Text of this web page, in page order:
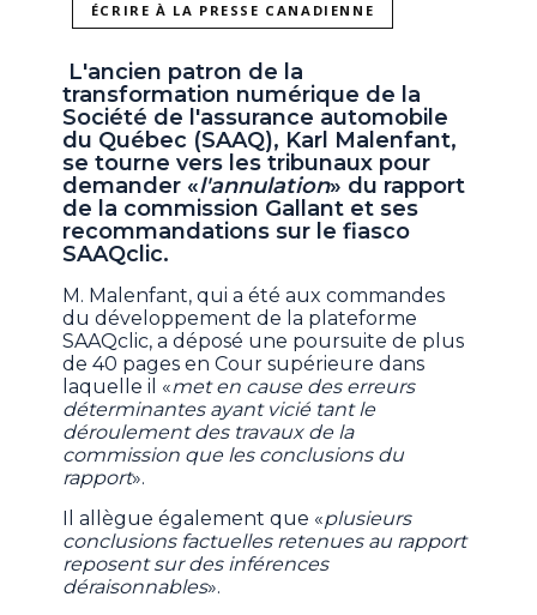
ÉCRIRE À LA PRESSE CANADIENNE
L'ancien patron de la
transformation numérique de la
Société de l'assurance automobile
du Québec (SAAQ), Karl Malenfant,
se tourne vers les tribunaux pour
demander «l'annulation» du rapport
de la commission Gallant et ses
recommandations sur le fiasco
SAAQclic.
M. Malenfant, qui a été aux commandes
du développement de la plateforme
SAAQclic, a déposé une poursuite de plus
de 40 pages en Cour supérieure dans
laquelle il «met en cause des erreurs
déterminantes ayant vicié tant le
déroulement des travaux de la
commission que les conclusions du
rapport».
Il allègue également que «plusieurs
conclusions factuelles retenues au rapport
reposent sur des inférences
déraisonnables».